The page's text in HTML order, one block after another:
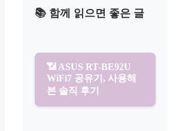
📚 함께 읽으면 좋은 글
📶 ASUS RT-BE92U
WiFi7 공유기, 사용해
본 솔직 후기